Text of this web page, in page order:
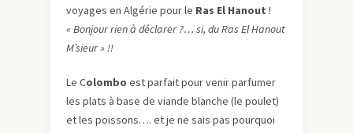
voyages en Algérie pour le Ras El Hanout !
« Bonjour rien à déclarer ?… si, du Ras El Hanout
M’sieur » !!
Le Colombo est parfait pour venir parfumer
les plats à base de viande blanche (le poulet)
et les poissons…. et je ne sais pas pourquoi